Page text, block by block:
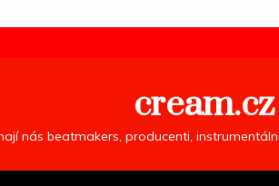
cream.cz
nás beatmakers, producenti,